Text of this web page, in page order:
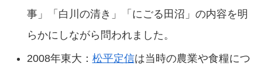
事」「白川の清き」「にごる田沼」の内容を明
らかにしながら問われました。
2008年東大： 松平定信は当時の農業や食糧につ